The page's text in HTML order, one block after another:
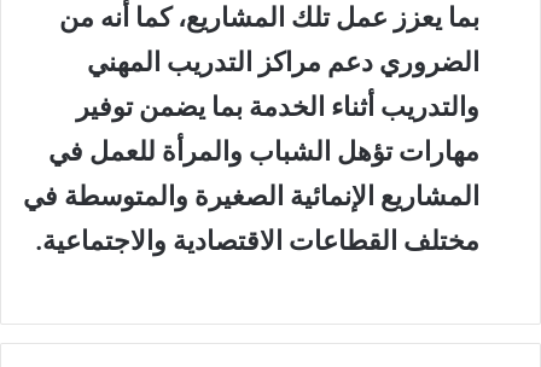
بما يعزز عمل تلك المشاريع، كما أنه من
الضروري دعم مراكز التدريب المهني
والتدريب أثناء الخدمة بما يضمن توفير
مهارات تؤهل الشباب والمرأة للعمل في
المشاريع الإنمائية الصغيرة والمتوسطة في
مختلف القطاعات الاقتصادية والاجتماعية.